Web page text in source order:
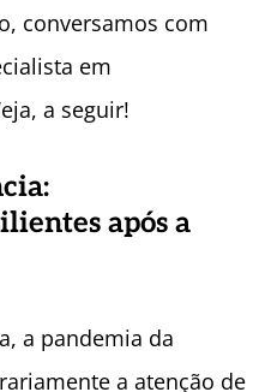
conversamos com
em
a seguir!
após a
a pandemia da
a atenção de